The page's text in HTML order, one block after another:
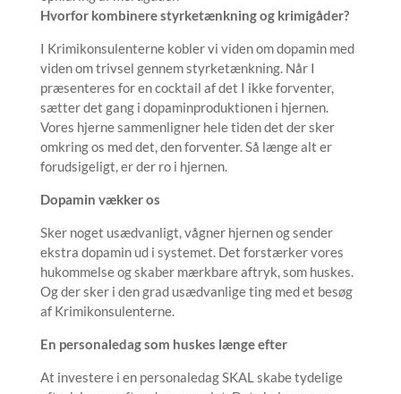
Hvorfor kombinere styrketænkning og krimigåder?
I Krimikonsulenterne kobler vi viden om dopamin med
viden om trivsel gennem styrketænkning. Når I
præsenteres for en cocktail af det I ikke forventer,
sætter det gang i dopaminproduktionen i hjernen.
Vores hjerne sammenligner hele tiden det der sker
omkring os med det, den forventer. Så længe alt er
forudsigeligt, er der ro i hjernen.
Dopamin vækker os
Sker noget usædvanligt, vågner hjernen og sender
ekstra dopamin ud i systemet. Det forstærker vores
hukommelse og skaber mærkbare aftryk, som huskes.
Og der sker i den grad usædvanlige ting med et besøg
af Krimikonsulenterne.
En personaledag som huskes længe efter
At investere i en personaledag SKAL skabe tydelige